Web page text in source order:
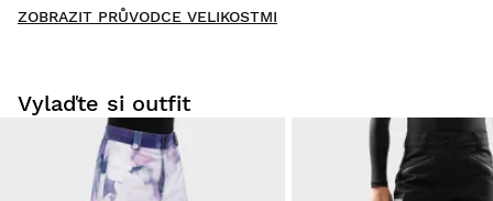
Vyzkoušejte si naše produkty v pohodlí domova. Na vrácení
zboží máte 30 dní od doručení.
ZOBRAZIT PRŮVODCE VELIKOSTMI
Vylaďte si outfit